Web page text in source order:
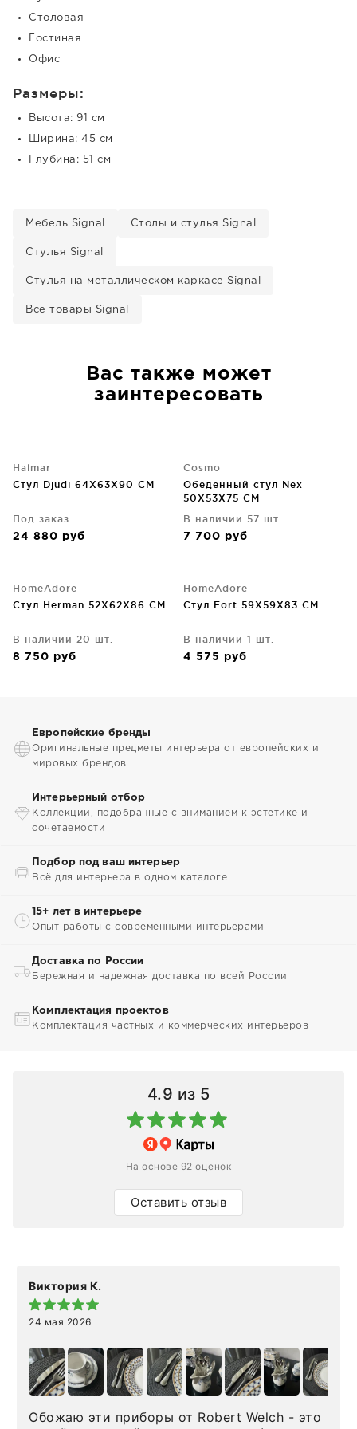
Столовая
Гостиная
Офис
Размеры:
Высота: 91 см
Ширина: 45 см
Глубина: 51 см
Мебель Signal Столы и стулья Signal
Стулья Signal
Стулья на металлическом каркасе Signal
Все товары Signal
Вас также может
заинтересовать
Halmar
Стул Djudi 64X63X90 CM
Под заказ
24 880 руб
Cosmo
Обеденный стул Nex
50X53X75 CM
В наличии 57 шт.
7 700 руб
HomeAdore
Стул Herman 52X62X86 CM
В наличии 20 шт.
8 750 руб
HomeAdore
Стул Fort 59X59X83 CM
В наличии 1 шт.
4 575 руб
Европейские бренды
Оригинальные предметы интерьера от европейских и
мировых брендов
Интерьерный отбор
Коллекции, подобранные с вниманием к эстетике и
сочетаемости
Подбор под ваш интерьер
Всё для интерьера в одном каталоге
15+ лет в интерьере
Опыт работы с современными интерьерами
Доставка по России
Бережная и надежная доставка по всей России
Комплектация проектов
Комплектация частных и коммерческих интерьеров
4.9 из 5
На основе 92 оценок
Оставить отзыв
Виктория К.
24 мая 2026
Обожаю эти приборы от Robert Welch - это